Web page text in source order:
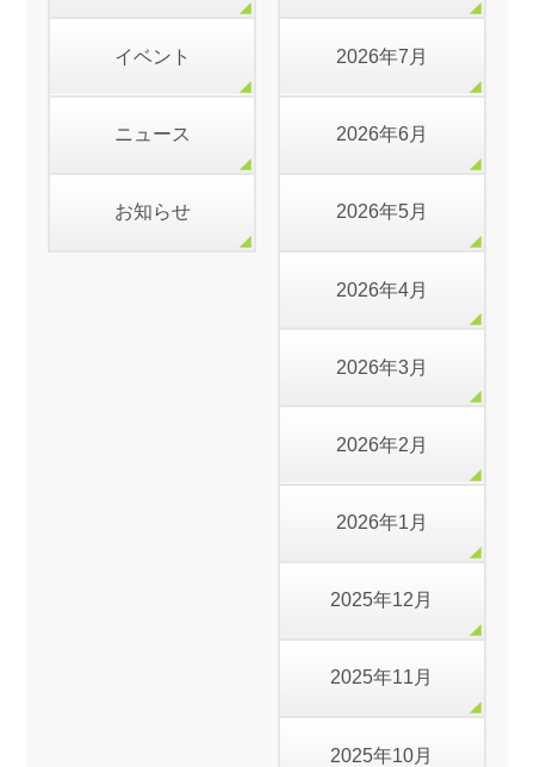
イベント
ニュース
お知らせ
2026年7月
2026年6月
2026年5月
2026年4月
2026年3月
2026年2月
2026年1月
2025年12月
2025年11月
2025年10月